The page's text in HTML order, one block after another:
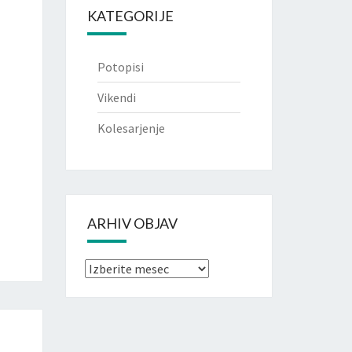
KATEGORIJE
Potopisi
Vikendi
Kolesarjenje
ARHIV OBJAV